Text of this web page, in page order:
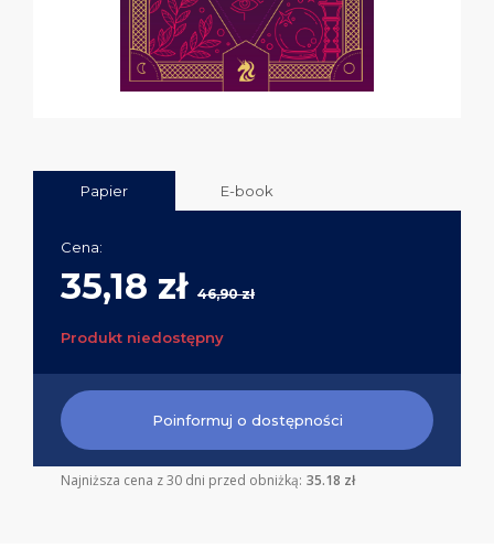
Papier E-book
Cena:
35,18 zł 46,90 zł
Produkt niedostępny
Poinformuj o dostępności
Najniższa cena z 30 dni przed obniżką: 35.18 zł